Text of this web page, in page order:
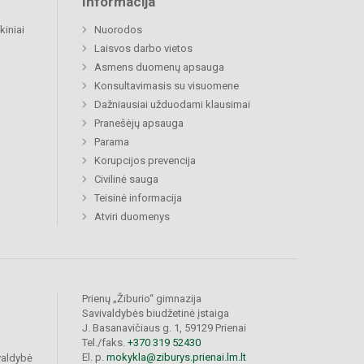
Nuorodos
Laisvos darbo vietos
Asmens duomenų apsauga
Konsultavimasis su visuomene
Dažniausiai užduodami klausimai
Pranešėjų apsauga
Parama
Korupcijos prevencija
Civilinė sauga
Teisinė informacija
Atviri duomenys
Prienų „Žiburio“ gimnazija
Savivaldybės biudžetinė įstaiga
J. Basanavičiaus g. 1, 59129 Prienai
Tel./faks. +370 319 52430
El. p. mokykla@ziburys.prienai.lm.lt